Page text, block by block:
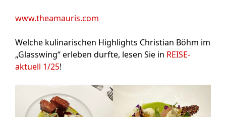
www.theamauris.com
Welche kulinarischen Highlights Christian Böhm im
„Glasswing“ erleben durfte, lesen Sie in REISE-
aktuell 1/25!